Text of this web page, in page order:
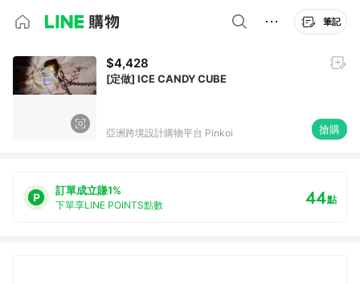
筆記
$4,428
[定做] ICE CANDY CUBE
亞洲跨境設計購物平台 Pinkoi 搶購
訂單成立賺1%
下單享LINE POINTS點數 44點